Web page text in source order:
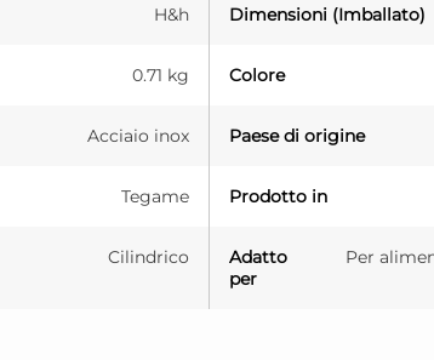
H&h Dimensioni (Imballato)
0.71 kg Colore
Acciaio inox Paese di origine
Tegame Prodotto in
Cilindrico
Adatto
per
Per